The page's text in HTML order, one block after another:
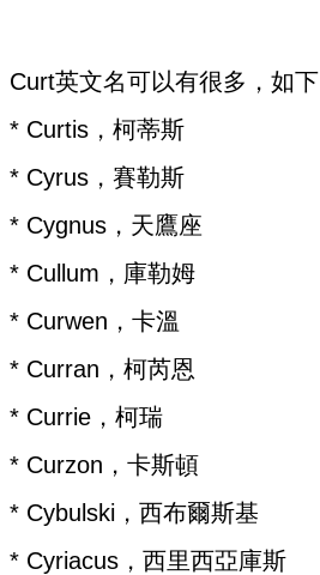
Curt英文名可以有很多，如下
* Curtis，柯蒂斯
* Cyrus，賽勒斯
* Cygnus，天鷹座
* Cullum，庫勒姆
* Curwen，卡溫
* Curran，柯芮恩
* Currie，柯瑞
* Curzon，卡斯頓
* Cybulski，西布爾斯基
* Cyriacus，西里西亞庫斯